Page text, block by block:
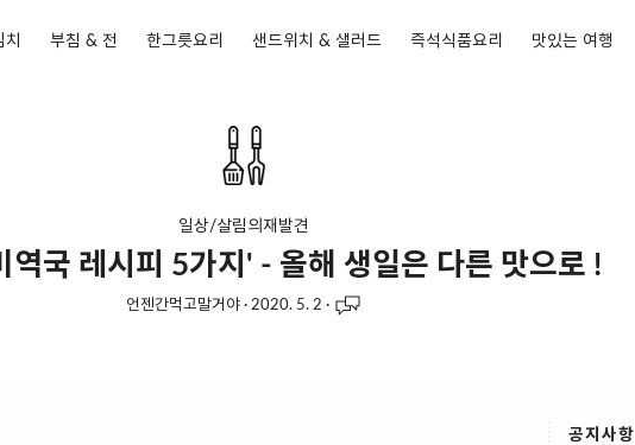
부침 & 전 한그릇요리 샌드위치 & 샐러드 즉석식품요리 맛있는 여행
일상/살림의재발견
역국 레시피 5가지' - 올해 생일은 다른 맛으로 !
언젠간먹고말거야· 2020. 5. 2 ·
공지사항